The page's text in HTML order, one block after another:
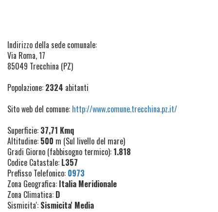
Indirizzo della sede comunale:
Via Roma, 17
85049 Trecchina (PZ)
Popolazione: 2324 abitanti
Sito web del comune: http://www.comune.trecchina.pz.it/
Superficie: 37,71 Kmq
Altitudine: 500 m (Sul livello del mare)
Gradi Giorno (fabbisogno termico): 1.818
Codice Catastale: L357
Prefisso Telefonico: 0973
Zona Geografica: Italia Meridionale
Zona Climatica: D
Sismicita': Sismicita' Media